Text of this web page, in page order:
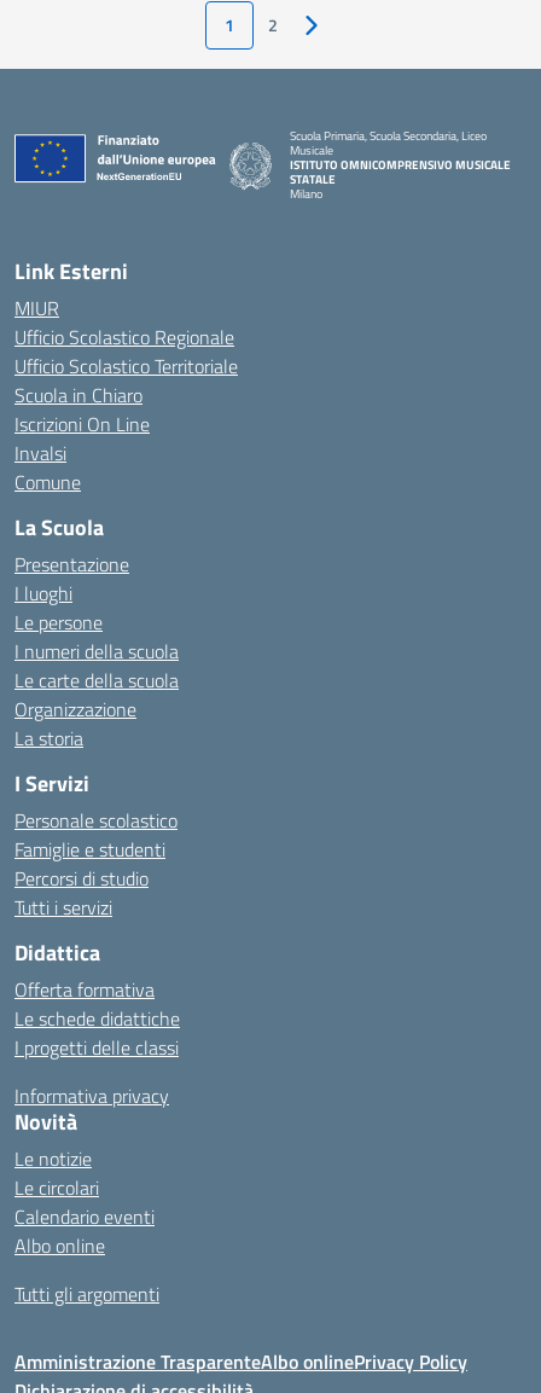
1 2 Pagina successiva
Scuola Primaria, Scuola Secondaria, Liceo
Musicale
ISTITUTO OMNICOMPRENSIVO MUSICALE
STATALE
Milano
Link Esterni
MIUR
Ufficio Scolastico Regionale
Ufficio Scolastico Territoriale
Scuola in Chiaro
Iscrizioni On Line
Invalsi
Comune
La Scuola
Presentazione
I luoghi
Le persone
I numeri della scuola
Le carte della scuola
Organizzazione
La storia
I Servizi
Personale scolastico
Famiglie e studenti
Percorsi di studio
Tutti i servizi
Didattica
Offerta formativa
Le schede didattiche
I progetti delle classi
Informativa privacy
Novità
Le notizie
Le circolari
Calendario eventi
Albo online
Tutti gli argomenti
Amministrazione TrasparenteAlbo onlinePrivacy Policy